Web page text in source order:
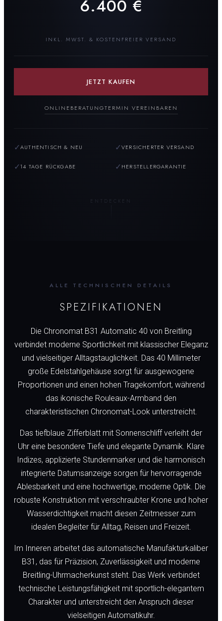
6.400 €
INKL. MWST. & KOSTENFREIER VERSAND
JETZT KAUFEN
ONLINEBERATUNGTERMIN VEREINBAREN
✓AUTHENTISCH & NEU ✓VERSICHERTER VERSAND
✓14 TAGE RÜCKGABE ✓HERSTELLERGARANTIE
ENTDECKEN
ALLE TECHNISCHEN DETAILS
SPEZIFIKATIONEN
Die Chronomat B31 Automatic 40 von Breitling
verbindet moderne Sportlichkeit mit klassischer Eleganz
und vielseitiger Alltagstauglichkeit. Das 40 Millimeter
große Edelstahlgehäuse sorgt für ausgewogene
Proportionen und einen hohen Tragekomfort, während
das ikonische Rouleaux-Armband den
charakteristischen Chronomat-Look unterstreicht.
Das tiefblaue Zifferblatt mit Sonnenschliff verleiht der
Uhr eine besondere Tiefe und elegante Dynamik. Klare
Indizes, applizierte Stundenmarker und die harmonisch
integrierte Datumsanzeige sorgen für hervorragende
Ablesbarkeit und eine hochwertige, moderne Optik. Die
robuste Konstruktion mit verschraubter Krone und hoher
Wasserdichtigkeit macht diesen Zeitmesser zum
idealen Begleiter für Alltag, Reisen und Freizeit.
Im Inneren arbeitet das automatische Manufakturkaliber
B31, das für Präzision, Zuverlässigkeit und moderne
Breitling-Uhrmacherkunst steht. Das Werk verbindet
technische Leistungsfähigkeit mit sportlich-elegantem
Charakter und unterstreicht den Anspruch dieser
vielseitigen Automatikuhr.